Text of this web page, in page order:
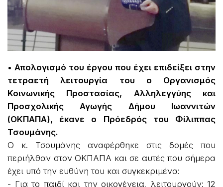
• Απολογισμό του έργου που έχει επιδείξει στην
τετραετή λειτουργία του ο Οργανισμός
Κοινωνικής Προστασίας, Αλληλεγγύης και
Προσχολικής Αγωγής Δήμου Ιωαννιτών
(ΟΚΠΑΠΑ), έκανε ο Πρόεδρός του Φίλιππας
Τσουμάνης.
Ο κ. Τσουμάνης αναφέρθηκε στις δομές που
περιήλθαν στον ΟΚΠΑΠΑ και σε αυτές που σήμερα
έχει υπό την ευθύνη του και συγκεκριμένα:
- Για το παιδί και την οικογένεια, λειτουργούν: 12